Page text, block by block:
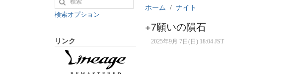
ホーム ナイト
+7願いの隕石
2025年9月 7日(日) 18:04 JST
検索オプション
リンク